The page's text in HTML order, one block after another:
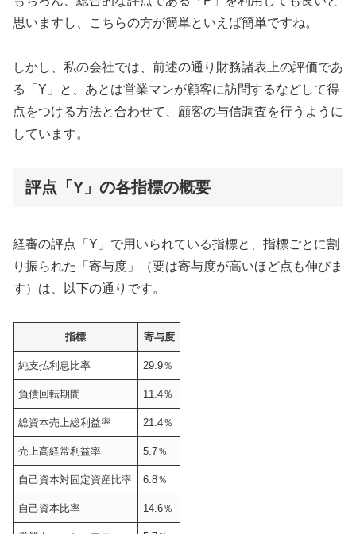
思いますし、こちらの方が簡単といえば簡単ですね。
しかし、私の会社では、前述の通り財務諸表上の評価であ
る「Y」と、あとは営業マンが顧客に訪問するなどして得
点をつける方法と合わせて、顧客の与信調査を行うように
しています。
評点「Y」の各指標の概要
経審の評点「Y」で用いられている指標と、指標ごとに割
り振られた「寄与度」（要は寄与度が高いほど点も伸びま
す）は、以下の通りです。
指標 寄与度
純支払利息比率 29.9％
負債回転期間 11.4％
総資本売上総利益率 21.4％
売上高経常利益率 5.7％
自己資本対固定資産比率 6.8％
自己資本比率 14.6％